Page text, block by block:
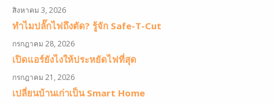
สิงหาคม 3, 2026
ทำไมปลั๊กไฟถึงตัด? รู้จัก Safe-T-Cut
กรกฎาคม 28, 2026
เปิดแอร์ยังไงให้ประหยัดไฟที่สุด
กรกฎาคม 21, 2026
เปลี่ยนบ้านเก่าเป็น Smart Home